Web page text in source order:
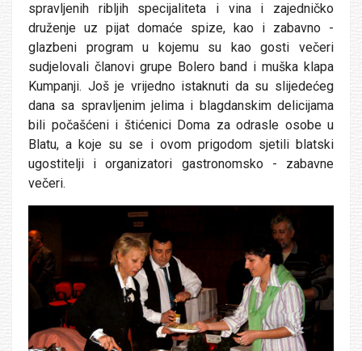
spravljenih ribljih specijaliteta i vina i zajedničko
druženje uz pijat domaće spize, kao i zabavno -
glazbeni program u kojemu su kao gosti večeri
sudjelovali članovi grupe Bolero band i muška klapa
Kumpanji. Još je vrijedno istaknuti da su slijedećeg
dana sa spravljenim jelima i blagdanskim delicijama
bili počašćeni i štićenici Doma za odrasle osobe u
Blatu, a koje su se i ovom prigodom sjetili blatski
ugostitelji i organizatori gastronomsko - zabavne
večeri.